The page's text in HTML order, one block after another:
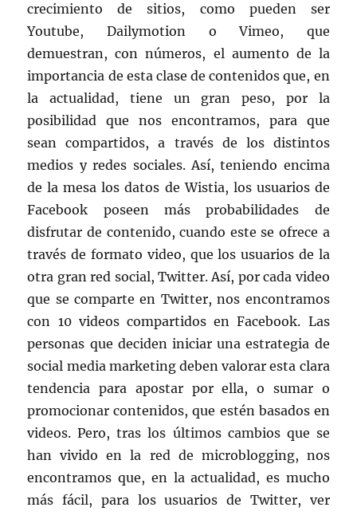
crecimiento de sitios, como pueden ser
Youtube, Dailymotion o Vimeo, que
demuestran, con números, el aumento de la
importancia de esta clase de contenidos que, en
la actualidad, tiene un gran peso, por la
posibilidad que nos encontramos, para que
sean compartidos, a través de los distintos
medios y redes sociales. Así, teniendo encima
de la mesa los datos de Wistia, los usuarios de
Facebook poseen más probabilidades de
disfrutar de contenido, cuando este se ofrece a
través de formato video, que los usuarios de la
otra gran red social, Twitter. Así, por cada video
que se comparte en Twitter, nos encontramos
con 10 videos compartidos en Facebook. Las
personas que deciden iniciar una estrategia de
social media marketing deben valorar esta clara
tendencia para apostar por ella, o sumar o
promocionar contenidos, que estén basados en
videos. Pero, tras los últimos cambios que se
han vivido en la red de microblogging, nos
encontramos que, en la actualidad, es mucho
más fácil, para los usuarios de Twitter, ver